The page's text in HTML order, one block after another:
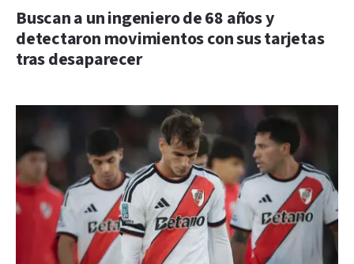
Buscan a un ingeniero de 68 años y
detectaron movimientos con sus tarjetas
tras desaparecer